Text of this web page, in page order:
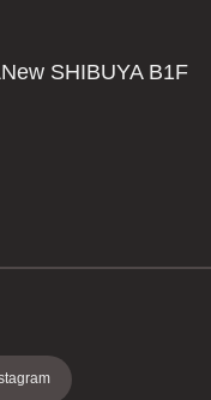
SHIBUYA B1F